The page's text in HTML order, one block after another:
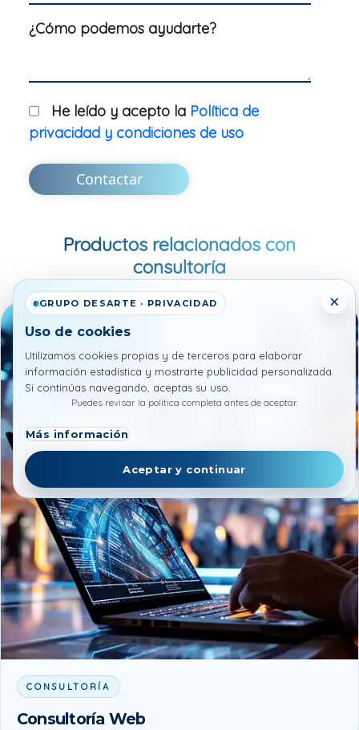
×
GRUPO DESARTE · PRIVACIDAD
Uso de cookies
Utilizamos cookies propias y de terceros para elaborar
información estadística y mostrarte publicidad personalizada.
Si continúas navegando, aceptas su uso.
Puedes revisar la política completa antes de aceptar.
Más información
Aceptar y continuar
¿Cómo podemos ayudarte?
He leído y acepto la Política de
privacidad y condiciones de uso
Contactar
Productos relacionados con
consultoría
CONSULTORÍA
Consultoría Web